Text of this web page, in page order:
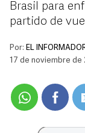
Brasil para
partido de
Por: EL
17 de noviembre de